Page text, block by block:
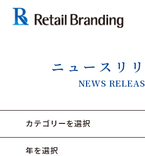
ニュースリ
NEWS
カテゴリーを選択
年を選択